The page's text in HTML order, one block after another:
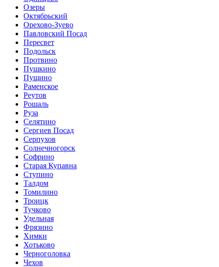
Озеры
Октябрьский
Орехово-Зуево
Павловский Посад
Пересвет
Подольск
Протвино
Пушкино
Пущино
Раменское
Реутов
Рошаль
Руза
Селятино
Сергиев Посад
Серпухов
Солнечногорск
Софрино
Старая Купавна
Ступино
Талдом
Томилино
Троицк
Тучково
Удельная
Фрязино
Химки
Хотьково
Черноголовка
Чехов